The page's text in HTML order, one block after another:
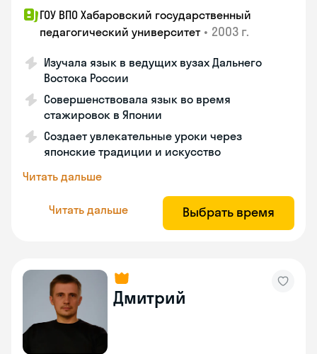
ГОУ ВПО Хабаровский государственный
педагогический университет • 2003 г.
Изучала язык в ведущих вузах Дальнего
Востока России
Совершенствовала язык во время
стажировок в Японии
Создает увлекательные уроки через
японские традиции и искусство
Читать дальше
Читать дальше Выбрать время
Дмитрий